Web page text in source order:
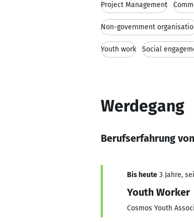
Project Management
Non-government
Youth work Social
Werdegang
Berufserfahrung
Bis heute 3 Jahre,
Youth Worker
Cosmos Youth